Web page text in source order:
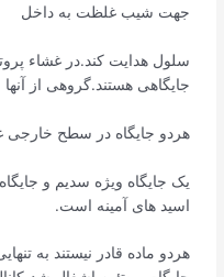
جهت شیب غلظت به داخل
سلول هدایت کند.در غشاء
جایگاهی هستند.گروهی از آنها
هردو جایگاه در سطح خارجی
یک جایگاه ویژه سدیم و
اسید های آمینه است.
هردو ماده قادر نیستند به